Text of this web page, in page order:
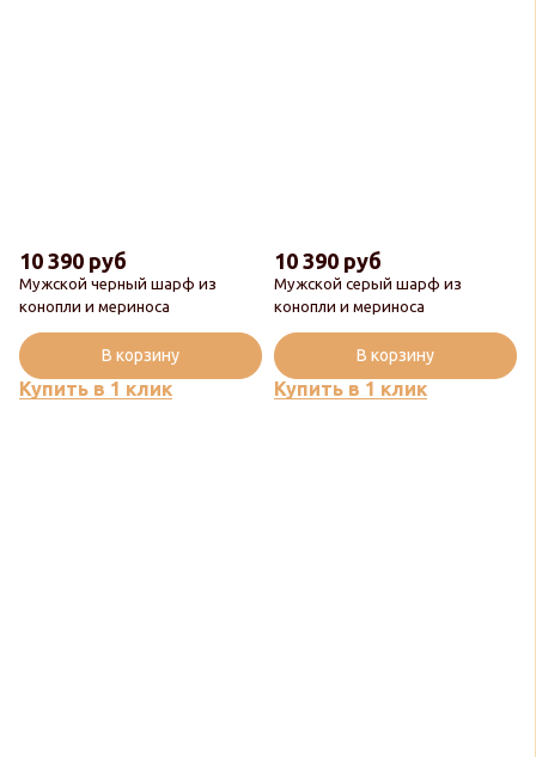
Новинка
Популярный
Мужской черный шарф из
конопли и мериноса
10 390 руб
Купить в 1 клик
В корзину
Новинка
Популярный
Мужской серый шарф из
конопли и мериноса
10 390 руб
Купить в 1 клик
В корзину